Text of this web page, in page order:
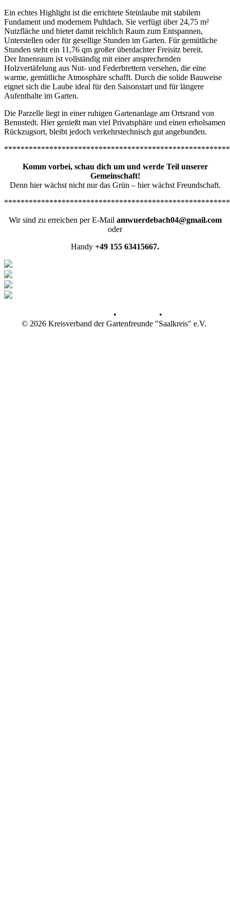
Ein echtes Highlight ist die errichtete Steinlaube mit stabilem
Fundament und modernem Pultdach. Sie verfügt über 24,75 m²
Nutzfläche und bietet damit reichlich Raum zum Entspannen,
Unterstellen oder für gesellige Stunden im Garten. Für gemütliche
Stunden steht ein 11,76 qm großer überdachter Freisitz bereit.
Der Innenraum ist vollständig mit einer ansprechenden
Holzvertäfelung aus Nut- und Federbrettern versehen, die eine
warme, gemütliche Atmosphäre schafft. Durch die solide Bauweise
eignet sich die Laube ideal für den Saisonstart und für längere
Aufenthalte im Garten.
Die Parzelle liegt in einer ruhigen Gartenanlage am Ortsrand von
Bennstedt. Hier genießt man viel Privatsphäre und einen erholsamen
Rückzugsort, bleibt jedoch verkehrstechnisch gut angebunden.
Komm vorbei, schau dich um und werde Teil unserer
Gemeinschaft!
Denn hier wächst nicht nur das Grün – hier wächst Freundschaft.
Wir sind zu erreichen per E-Mail amwuerdebach04@gmail.com
oder
Handy +49 155 63415667.
•
•
© 2026 Kreisverband der Gartenfreunde "Saalkreis" e.V.